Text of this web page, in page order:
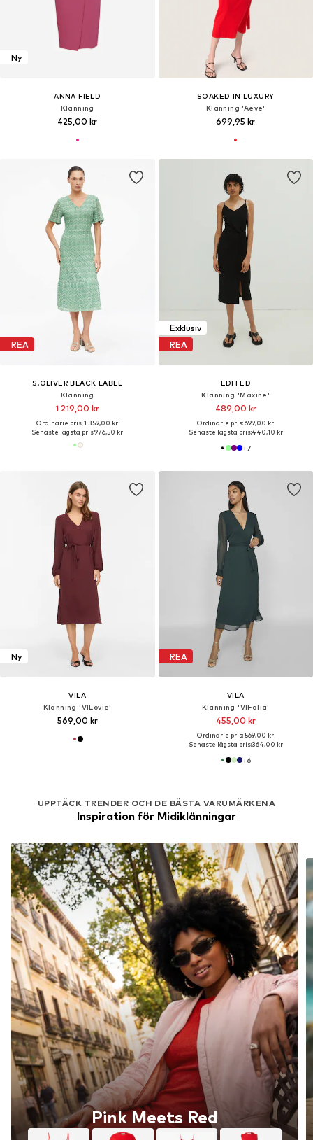
Ny
ANNA FIELD
Klänning
425,00 kr
SOAKED IN LUXURY
Klänning 'Aeve'
699,95 kr
REA
S.OLIVER BLACK LABEL
Klänning
1 219,00 kr
Ordinarie pris: 1 359,00 kr
Senaste lägsta pris:976,50 kr
Exklusiv
REA
EDITED
Klänning 'Maxine'
489,00 kr
Ordinarie pris: 699,00 kr
Senaste lägsta pris:440,10 kr
+7
Ny
VILA
Klänning 'VILovie'
569,00 kr
REA
VILA
Klänning 'VIFalia'
455,00 kr
Ordinarie pris: 569,00 kr
Senaste lägsta pris:364,00 kr
+6
UPPTÄCK TRENDER OCH DE BÄSTA VARUMÄRKENA
Inspiration för Midiklänningar
Pink Meets Red